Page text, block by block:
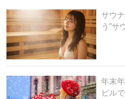
サウ
う”サ
年末
ピル